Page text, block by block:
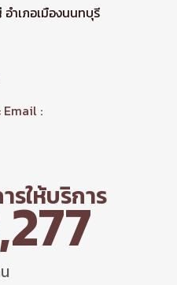
ำเภอเมืองนนทบุรี
Email :
ให้บริการ